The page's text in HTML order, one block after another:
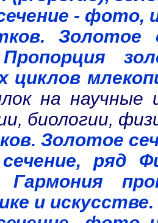
- фото,
Золотое
циклов
на научные
биологии,
Золотое
ряд
Гармония
и искусстве.